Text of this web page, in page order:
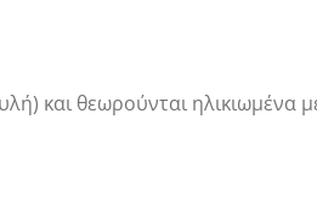
και θεωρούνται ηλικιωμένα